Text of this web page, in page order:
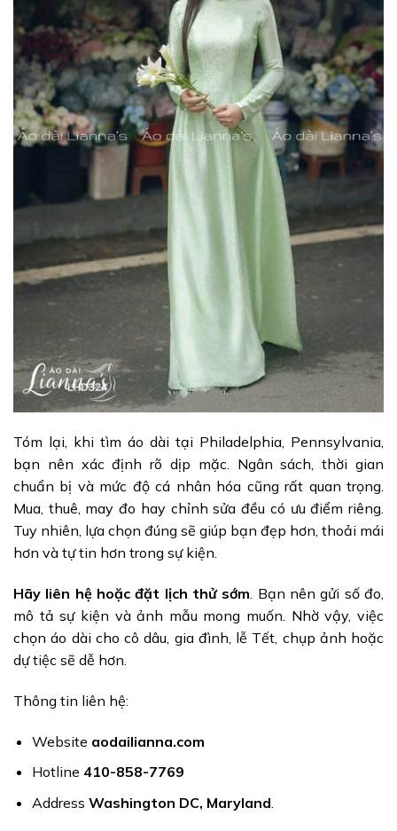
Tóm lại, khi tìm áo dài tại Philadelphia, Pennsylvania,
bạn nên xác định rõ dịp mặc. Ngân sách, thời gian
chuẩn bị và mức độ cá nhân hóa cũng rất quan trọng.
Mua, thuê, may đo hay chỉnh sửa đều có ưu điểm riêng.
Tuy nhiên, lựa chọn đúng sẽ giúp bạn đẹp hơn, thoải mái
hơn và tự tin hơn trong sự kiện.
Hãy liên hệ hoặc đặt lịch thử sớm . Bạn nên gửi số đo,
mô tả sự kiện và ảnh mẫu mong muốn. Nhờ vậy, việc
chọn áo dài cho cô dâu, gia đình, lễ Tết, chụp ảnh hoặc
dự tiệc sẽ dễ hơn.
Thông tin liên hệ:
Website aodailianna.com
Hotline 410-858-7769
Address Washington DC, Maryland